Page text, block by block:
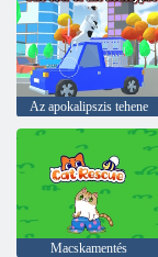
Az apokalipszis tehene
Macskamentés